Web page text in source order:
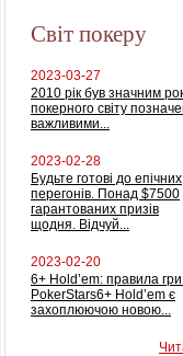
Світ покеру
2023-03-27
2010 рік був значним
покерного світу
важливими...
2023-02-28
Будьте готові до епічних
перегонів. Понад $7500
гарантованих призів
щодня. Відчуй...
2023-02-20
6+ Hold’em: правила
PokerStars6+ Hold’em є
захоплюючою новою...